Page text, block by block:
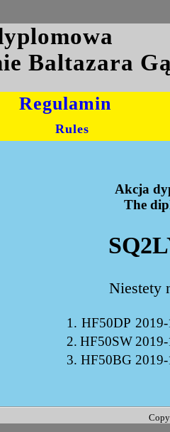
Baltazara
Regulamin
Rules
Akcja
The
Niestety
1. HF50DP
2. HF50SW
3. HF50BG